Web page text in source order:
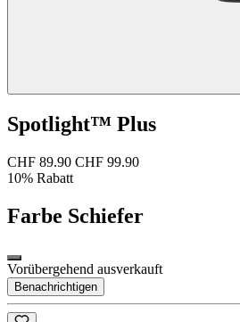
Spotlight™ Plus
CHF 89.90 CHF 99.90
10% Rabatt
Farbe Schiefer
Vorübergehend ausverkauft
Benachrichtigen